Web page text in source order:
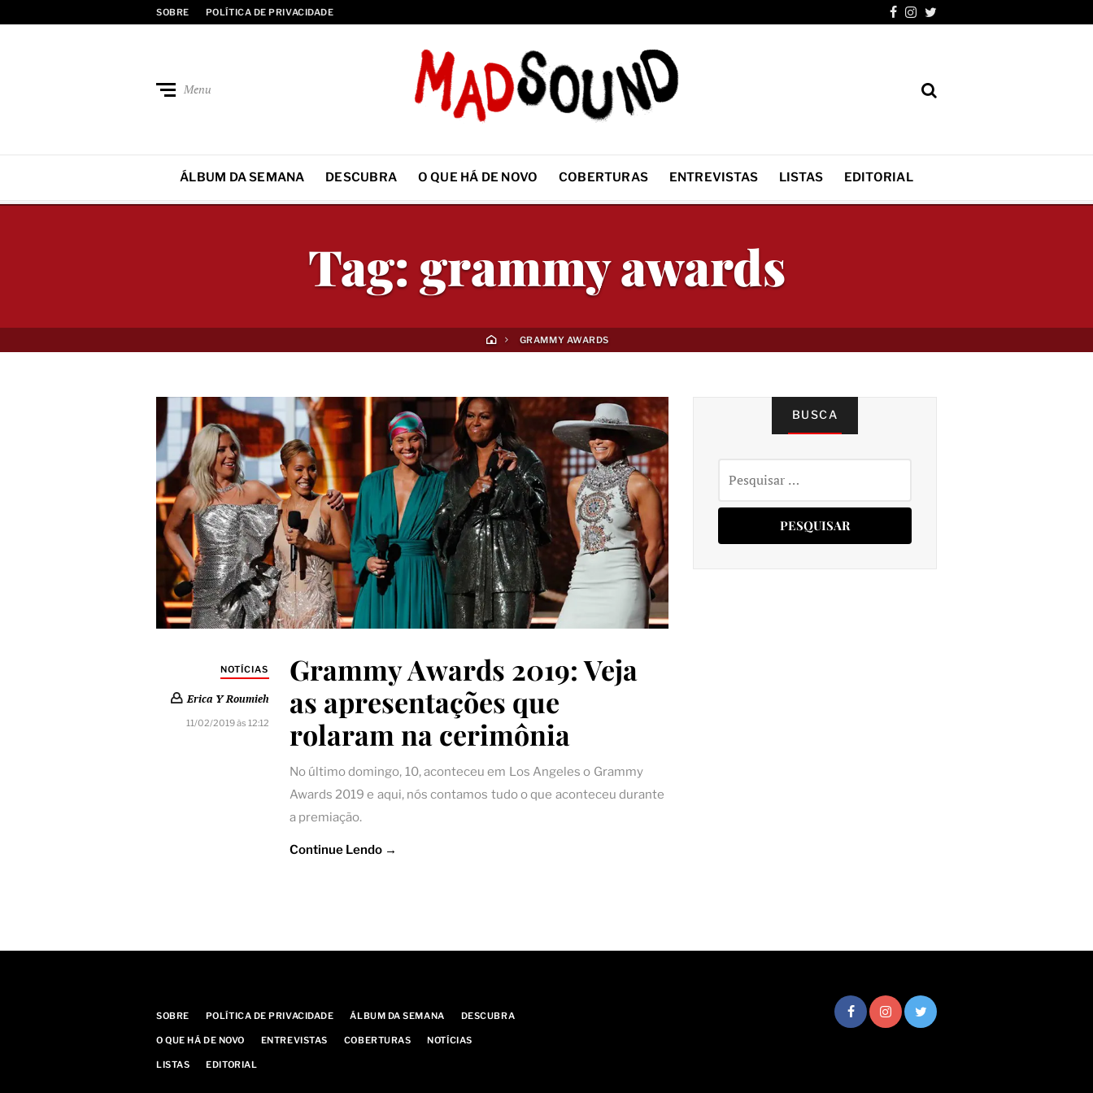
SOBRE POLÍTICA DE PRIVACIDADE
Menu
ÁLBUM DA SEMANA DESCUBRA O QUE HÁ DE NOVO COBERTURAS ENTREVISTAS LISTAS EDITORIAL
Tag:grammy awards
GRAMMY AWARDS
NOTÍCIAS
Erica Y Roumieh
11/02/2019 às 12:12
Grammy Awards 2019: Veja
as apresentações que
rolaram na cerimônia
No último domingo, 10, aconteceu em Los Angeles o Grammy
Awards 2019 e aqui, nós contamos tudo o que aconteceu durante
a premiação.
Continue Lendo →
BUSCA
por:
SOBRE POLÍTICA DE PRIVACIDADE ÁLBUM DA SEMANA DESCUBRA
O QUE HÁ DE NOVO ENTREVISTAS COBERTURAS NOTÍCIAS
LISTAS EDITORIAL